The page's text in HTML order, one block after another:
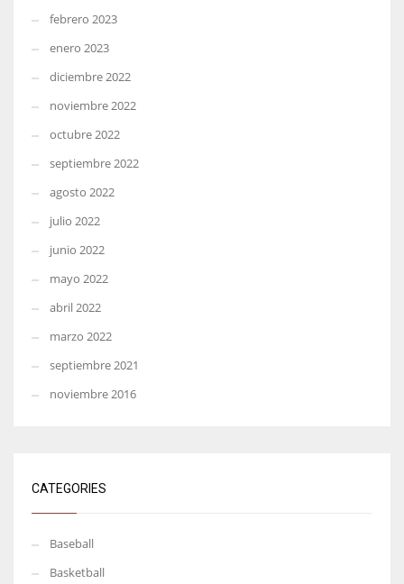
febrero 2023
enero 2023
diciembre 2022
noviembre 2022
octubre 2022
septiembre 2022
agosto 2022
julio 2022
junio 2022
mayo 2022
abril 2022
marzo 2022
septiembre 2021
noviembre 2016
CATEGORIES
Baseball
Basketball